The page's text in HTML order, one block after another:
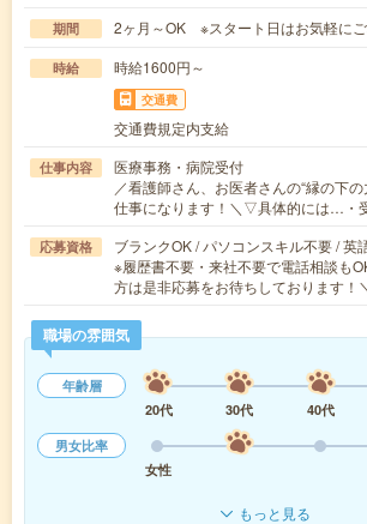
期間 2ヶ月～OK ※スタート日はお気軽にご
時給 時給1600円～
交通費
交通費規定内支給
仕事内容
医療事務・病院受付
／看護師さん、お医者さんの“縁の下
仕事になります！＼▽具体的には…・
応募資格
ブランクOK / パソコンスキル不要 / 英
※履歴書不要・来社不要で電話相談も
方は是非応募をお待ちしております
職場の雰囲気
年齢層
20代
30代 40代
男女比率
女性
もっと見る